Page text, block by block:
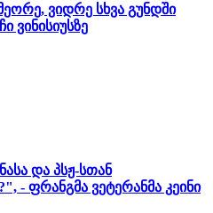
ვიდრე სხვა გუნდში
ვინისიუსზე
და პსჟ-სთან
- ფრანგმა ვეტერანმა კეინი